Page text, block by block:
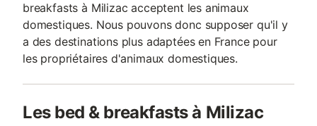
breakfasts à Milizac acceptent les animaux
domestiques. Nous pouvons donc supposer qu'il y
a des destinations plus adaptées en France pour
les propriétaires d'animaux domestiques.
Les bed & breakfasts à Milizac